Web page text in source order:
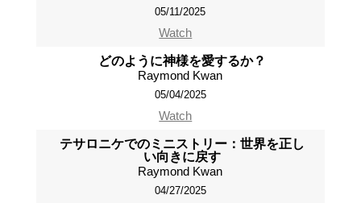
05/11/2025
Watch
どのように神様を愛するか？
Raymond Kwan
05/04/2025
Watch
テサロニケでのミニストリー：世界を正し
い向きに戻す
Raymond Kwan
04/27/2025